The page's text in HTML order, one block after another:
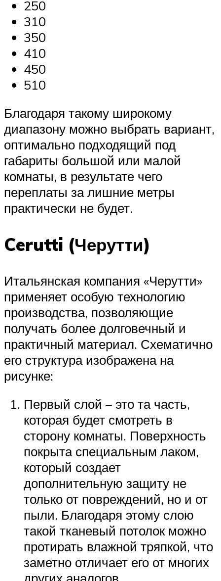
250
310
350
410
450
510
Благодаря такому широкому
диапазону можно выбрать вариант,
оптимально подходящий под
габариты большой или малой
комнаты, в результате чего
переплаты за лишние метры
практически не будет.
Cerutti (Черутти)
Итальянская компания «Черутти»
применяет особую технологию
производства, позволяющие
получать более долговечный и
практичный материал. Схематично
его структура изображена на
рисунке:
Первый слой – это та часть,
которая будет смотреть в
сторону комнаты. Поверхность
покрыта специальным лаком,
который создает
дополнительную защиту не
только от повреждений, но и от
пыли. Благодаря этому слою
такой тканевый потолок можно
протирать влажной тряпкой, что
заметно отличает его от многих